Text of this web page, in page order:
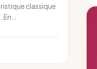
classique